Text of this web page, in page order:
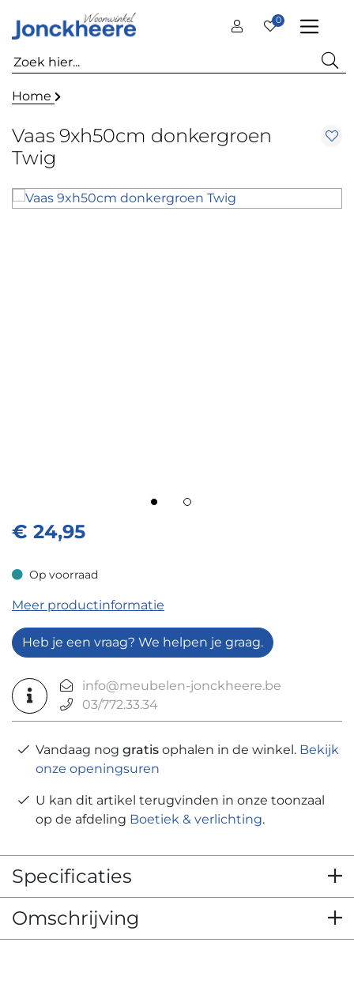
0
Home
Vaas 9xh50cm donkergroen
Twig
€ 24,95
Op voorraad
Op voorraad
Meer productinformatie
Heb je een vraag? We helpen je graag.
info@meubelen-jonckheere.be
03/772.33.34
Vandaag nog gratis ophalen in de winkel. Bekijk
onze openingsuren
U kan dit artikel terugvinden in onze toonzaal
op de afdeling Boetiek & verlichting.
Specificaties
Omschrijving